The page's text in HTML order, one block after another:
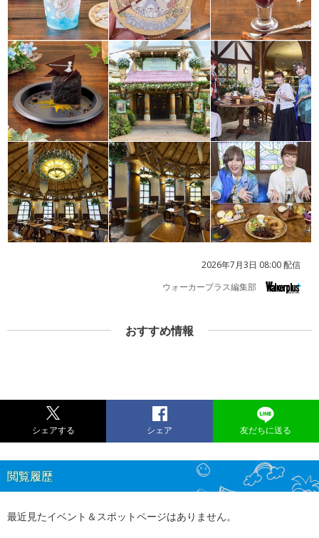
2026年7月3日 08:00 配信
ウォーカープラス編集部
おすすめ情報
シェアする シェア 友だちに送る
閲覧履歴
最近見たイベント＆スポットページはありません。